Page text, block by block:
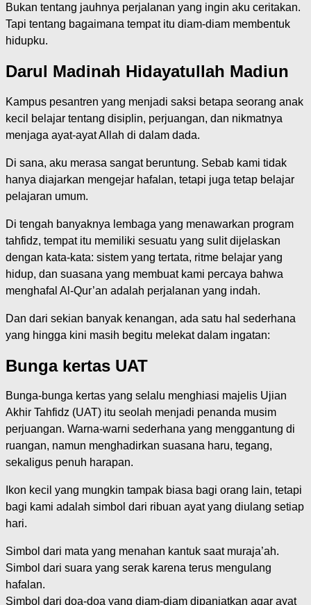
Bukan tentang jauhnya perjalanan yang ingin aku ceritakan.
Tapi tentang bagaimana tempat itu diam-diam membentuk
hidupku.
Darul Madinah Hidayatullah Madiun
Kampus pesantren yang menjadi saksi betapa seorang anak
kecil belajar tentang disiplin, perjuangan, dan nikmatnya
menjaga ayat-ayat Allah di dalam dada.
Di sana, aku merasa sangat beruntung. Sebab kami tidak
hanya diajarkan mengejar hafalan, tetapi juga tetap belajar
pelajaran umum.
Di tengah banyaknya lembaga yang menawarkan program
tahfidz, tempat itu memiliki sesuatu yang sulit dijelaskan
dengan kata-kata: sistem yang tertata, ritme belajar yang
hidup, dan suasana yang membuat kami percaya bahwa
menghafal Al-Qur’an adalah perjalanan yang indah.
Dan dari sekian banyak kenangan, ada satu hal sederhana
yang hingga kini masih begitu melekat dalam ingatan:
Bunga kertas UAT
Bunga-bunga kertas yang selalu menghiasi majelis Ujian
Akhir Tahfidz (UAT) itu seolah menjadi penanda musim
perjuangan. Warna-warni sederhana yang menggantung di
ruangan, namun menghadirkan suasana haru, tegang,
sekaligus penuh harapan.
Ikon kecil yang mungkin tampak biasa bagi orang lain, tetapi
bagi kami adalah simbol dari ribuan ayat yang diulang setiap
hari.
Simbol dari mata yang menahan kantuk saat muraja’ah.
Simbol dari suara yang serak karena terus mengulang
hafalan.
Simbol dari doa-doa yang diam-diam dipanjatkan agar ayat